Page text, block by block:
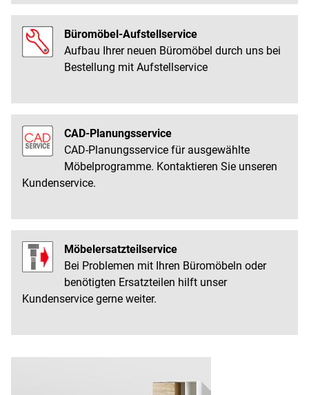
Büromöbel-Aufstellservice
Aufbau Ihrer neuen Büromöbel durch uns bei
Bestellung mit Aufstellservice
CAD-Planungsservice
CAD-Planungsservice für ausgewählte
Möbelprogramme. Kontaktieren Sie unseren
Kundenservice.
Möbelersatzteilservice
Bei Problemen mit Ihren Büromöbeln oder
benötigten Ersatzteilen hilft unser
Kundenservice gerne weiter.